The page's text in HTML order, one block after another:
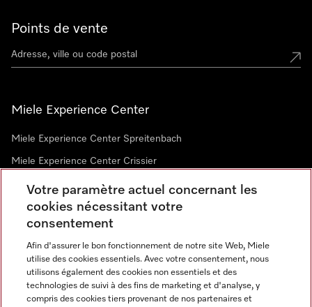
Points de vente
Miele Experience Center
Miele Experience Center Spreitenbach
Miele Experience Center Crissier
Newsletter
Votre paramètre actuel concernant les
cookies nécessitant votre
consentement
Afin d'assurer le bon fonctionnement de notre site Web, Miele
utilise des cookies essentiels. Avec votre consentement, nous
utilisons également des cookies non essentiels et des
technologies de suivi à des fins de marketing et d'analyse, y
compris des cookies tiers provenant de nos partenaires et